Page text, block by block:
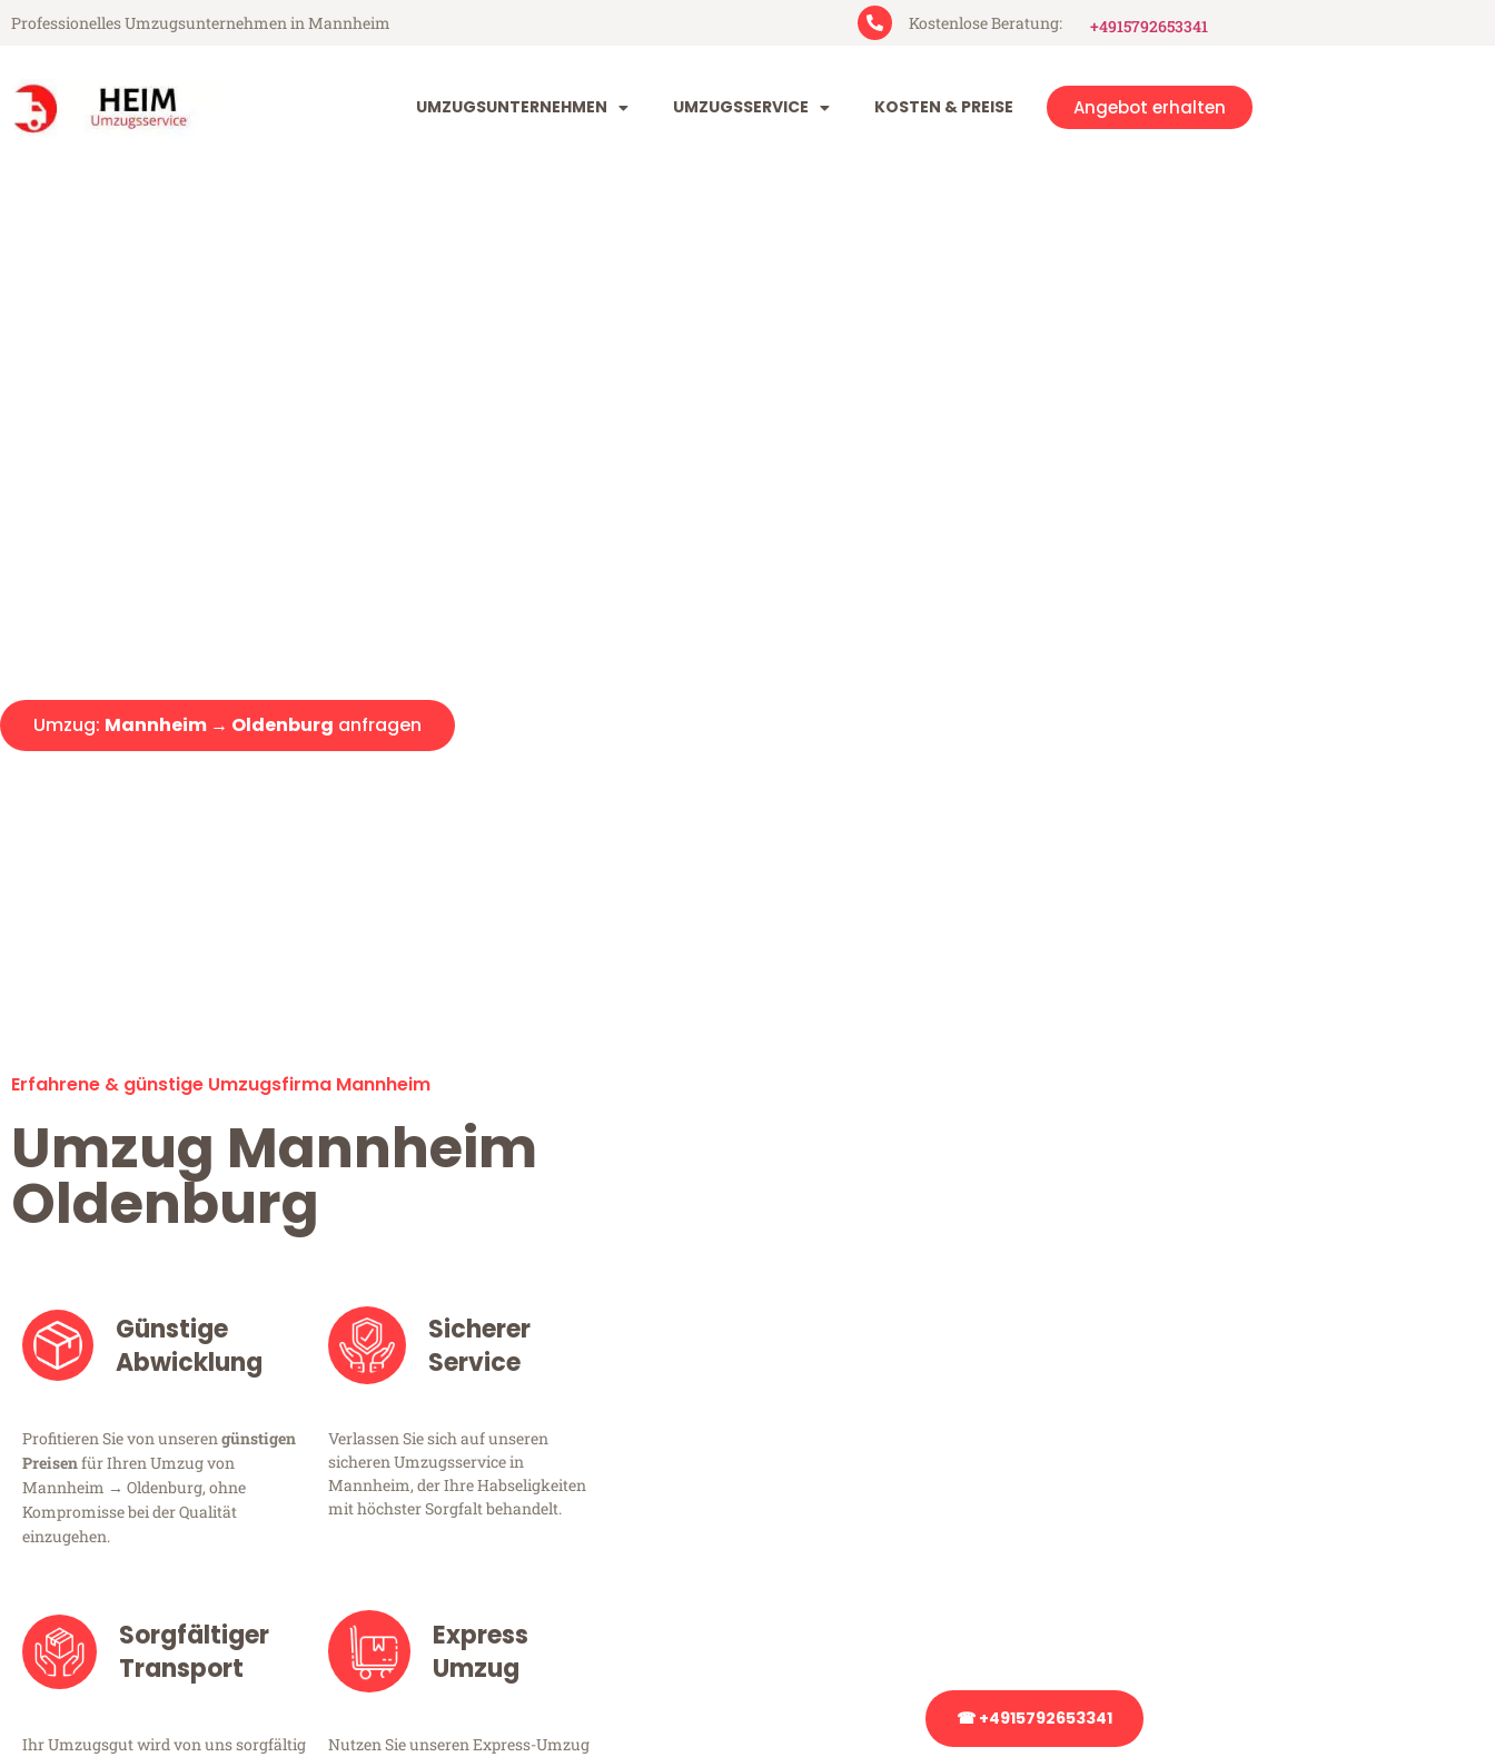
Professionelles Umzugsunternehmen in Mannheim Kostenlose Beratung: +4915792653341
UMZUGSUNTERNEHMEN UMZUGSSERVICE KOSTEN & PREISE Angebot erhalten
Umzug: Mannheim → Oldenburg anfragen
Erfahrene & günstige Umzugsfirma Mannheim
Umzug Mannheim
Oldenburg
Günstige
Abwicklung
Profitieren Sie von unserengünstigen
Preisenfür Ihren Umzug von
Mannheim → Oldenburg, ohne
Kompromisse bei der Qualität
einzugehen.
Sicherer
Service
Verlassen Sie sich auf unseren
sicheren Umzugsservice in
Mannheim, der Ihre Habseligkeiten
mit höchster Sorgfalt behandelt.
Sorgfältiger
Transport
Ihr Umzugsgut wird von uns sorgfältig
Express
Umzug
Nutzen Sie unseren Express-Umzug
☎ +4915792653341